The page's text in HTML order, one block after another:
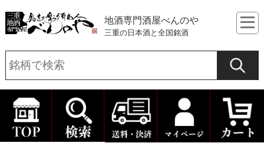
地酒専門酒屋べんのや
三重の日本酒と全国銘酒